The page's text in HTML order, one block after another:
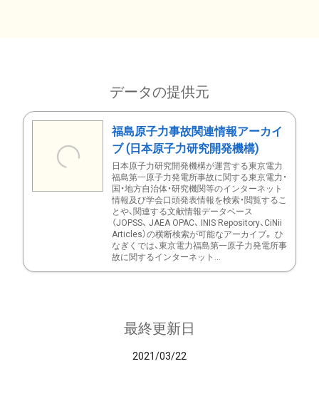
データの提供元
福島原子力事故関連情報アーカイ
ブ (日本原子力研究開発機構)
日本原子力研究開発機構が運営する東京電力
福島第一原子力発電所事故に関する東京電力・
国・地方自治体・研究機関等のインターネット
情報及び学会口頭発表情報を検索・閲覧するこ
とや、関連する文献情報データベース
（JOPSS、 JAEA OPAC、 INIS Repository、CiNii
Articles）の横断検索が可能なアーカイブ。 ひ
なぎくでは、東京電力福島第一原子力発電所事
故に関するインターネット...
最終更新日
2021/03/22